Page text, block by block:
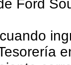
Ford